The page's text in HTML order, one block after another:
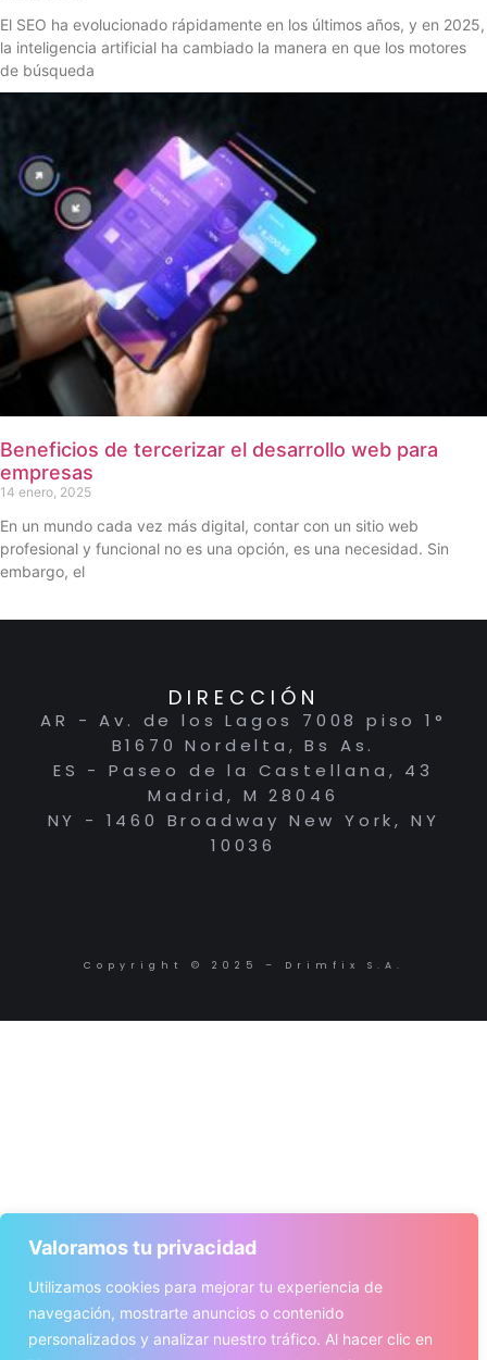
Valoramos tu privacidad
Utilizamos cookies para mejorar tu experiencia de
navegación, mostrarte anuncios o contenido
personalizados y analizar nuestro tráfico. Al hacer clic en
El SEO ha evolucionado rápidamente en los últimos años, y en 2025,
la inteligencia artificial ha cambiado la manera en que los motores
de búsqueda
Beneficios de tercerizar el desarrollo web para
empresas
14 enero, 2025
En un mundo cada vez más digital, contar con un sitio web
profesional y funcional no es una opción, es una necesidad. Sin
embargo, el
DIRECCIÓN
AR - Av. de los Lagos 7008 piso 1°
B1670 Nordelta, Bs As.
ES - Paseo de la Castellana, 43
Madrid, M 28046
NY - 1460 Broadway New York, NY
10036
Copyright © 2025 – Drimfix S.A.